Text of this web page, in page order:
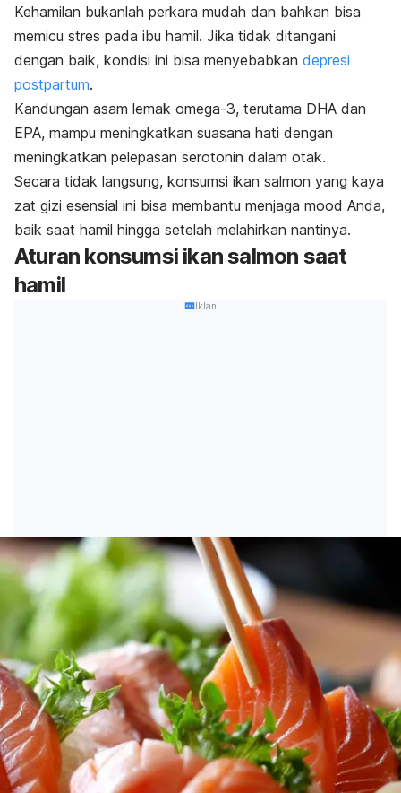
Kehamilan bukanlah perkara mudah dan bahkan bisa
memicu stres pada ibu hamil. Jika tidak ditangani
dengan baik, kondisi ini bisa menyebabkan depresi
postpartum.
Kandungan asam lemak omega-3, terutama DHA dan
EPA, mampu meningkatkan suasana hati dengan
meningkatkan pelepasan serotonin dalam otak.
Secara tidak langsung, konsumsi ikan salmon yang kaya
zat gizi esensial ini bisa membantu menjaga mood Anda,
baik saat hamil hingga setelah melahirkan nantinya.
Aturan konsumsi ikan salmon saat
hamil
Iklan